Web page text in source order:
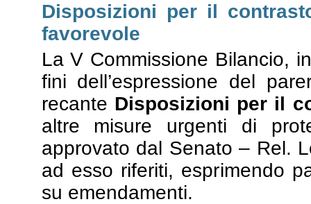
Disposizioni per il
favorevole
La V Commissione Bilancio,
fini dell’espressione del
recante Disposizioni per il
altre misure urgenti di
approvato dal Senato – Rel.
ad esso riferiti, esprimendo
su emendamenti.